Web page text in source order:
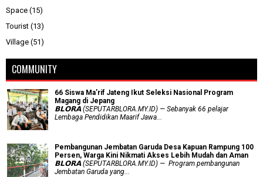
Space (15)
Tourist (13)
Village (51)
COMMUNITY
66 Siswa Ma’rif Jateng Ikut Seleksi Nasional Program
Magang di Jepang
𝗕𝗟𝗢𝗥𝗔 (SEPUTARBLORA.MY.ID) — Sebanyak 66 pelajar
Lembaga Pendidikan Maarif Jawa...
Pembangunan Jembatan Garuda Desa Kapuan Rampung 100
Persen, Warga Kini Nikmati Akses Lebih Mudah dan Aman
𝗕𝗟𝗢𝗥𝗔 (SEPUTARBLORA.MY.ID) — Program pembangunan
Jembatan Garuda yang...